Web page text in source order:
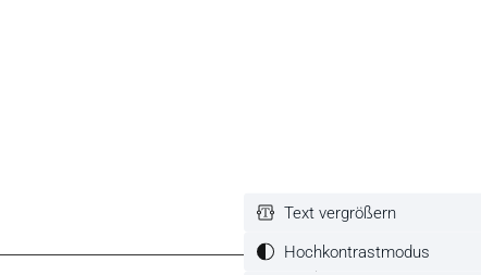
Text vergrößern
Hochkontrastmodus